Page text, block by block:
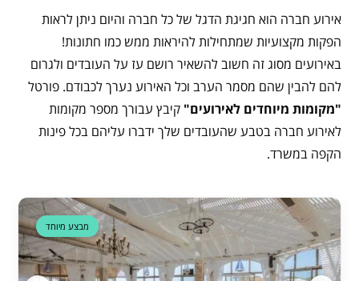
אירוע חברה הוא חגיגת הדגל של כל חברה והיום ניתן לראות
הפקות מקצועיות שמתחילות להיראות ממש כמו חתונות!
באירועים מסוג זה חשוב להשאיר רושם עז על העובדים ולגרום
להם להבין שהם מסמר הערב וכל האירוע נערך לכבודם. פורטל
"מקומות מיוחדים לאירועים" קיבץ עבורך מספר מקומות
לאירוע חברה בטבע שהעובדים שלך ידברו עליהם בכל פינות
הקפה במשרד.
דקה 90
מבצע מיוחד